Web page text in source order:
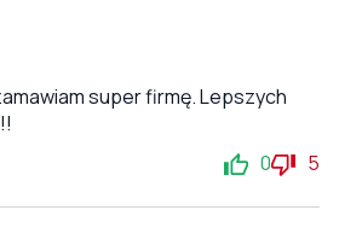
super firmę. Lepszych
0 5